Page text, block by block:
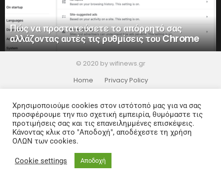
Πώς να προστατεύσετε το απόρρητό σας
αλλάζοντας αυτές τις ρυθμίσεις του Chrome
© 2020 by wifinews.gr
Home
Privacy Policy
Χρησιμοποιούμε cookies στον ιστότοπό μας για να σας
προσφέρουμε την πιο σχετική εμπειρία, θυμόμαστε τις
προτιμήσεις σας και τις επανειλημμένες επισκέψεις.
Κάνοντας κλικ στο "Αποδοχή", αποδέχεστε τη χρήση
ΟΛΩΝ των cookies.
Cookie settings Αποδοχή